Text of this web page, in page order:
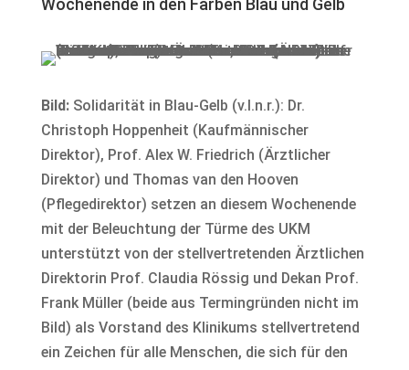
Wochenende in den Farben Blau und Gelb
Bild:Solidarität in Blau-Gelb (v.l.n.r.): Dr.
Christoph Hoppenheit (Kaufmännischer
Direktor), Prof. Alex W. Friedrich (Ärztlicher
Direktor) und Thomas van den Hooven
(Pflegedirektor) setzen an diesem Wochenende
mit der Beleuchtung der Türme des UKM
unterstützt von der stellvertretenden Ärztlichen
Direktorin Prof. Claudia Rössig und Dekan Prof.
Frank Müller (beide aus Termingründen nicht im
Bild) als Vorstand des Klinikums stellvertretend
ein Zeichen für alle Menschen, die sich für den